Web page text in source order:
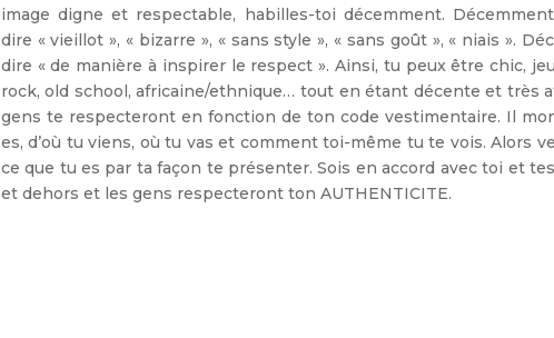
image digne et respectable, habilles-toi décemment.
dire « vieillot », « bizarre », « sans style », « sans goût », « niais ».
dire « de manière à inspirer le respect ». Ainsi, tu peux être chic,
rock, old school, africaine/ethnique… tout en étant décente et très
gens te respecteront en fonction de ton code vestimentaire. Il
es, d’où tu viens, où tu vas et comment toi-même tu te vois. Alors
ce que tu es par ta façon te présenter. Sois en accord avec toi et
et dehors et les gens respecteront ton AUTHENTICITE.